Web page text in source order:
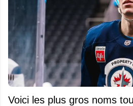
Voici les plus gros noms